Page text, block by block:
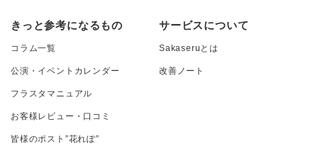
きっと参考になるもの
コラム一覧
公演・イベントカレンダー
フラスタマニュアル
お客様レビュー・口コミ
皆様のポスト”花れぽ”
サービスについて
Sakaseruとは
改善ノート